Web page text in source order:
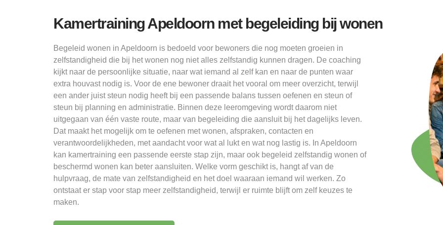
Kamertraining Apeldoorn met begeleiding bij wonen
Begeleid wonen in Apeldoorn is bedoeld voor bewoners die nog moeten groeien in
zelfstandigheid die bij het wonen nog niet alles zelfstandig kunnen dragen. De coaching
kijkt naar de persoonlijke situatie, naar wat iemand al zelf kan en naar de punten waar
extra houvast nodig is. Voor de ene bewoner draait het vooral om meer overzicht, terwijl
een ander juist steun nodig heeft bij een passende balans tussen oefenen en steun of
steun bij planning en administratie. Binnen deze leeromgeving wordt daarom niet
uitgegaan van één vaste route, maar van begeleiding die aansluit bij het dagelijks leven.
Dat maakt het mogelijk om te oefenen met wonen, afspraken, contacten en
verantwoordelijkheden, met aandacht voor wat al lukt en wat nog lastig is. In Apeldoorn
kan kamertraining een passende eerste stap zijn, maar ook begeleid zelfstandig wonen of
beschermd wonen kan beter aansluiten. Welke vorm geschikt is, hangt af van de
hulpvraag, de mate van zelfstandigheid en het doel waaraan iemand wil werken. Zo
ontstaat er stap voor stap meer zelfstandigheid, terwijl er ruimte blijft om zelf keuzes te
maken.